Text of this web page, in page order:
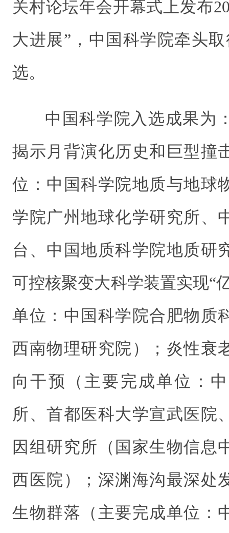
关村论坛年会开幕式上发布
大进展”，中国科学院牵头
选。
中国科学院入选成果为
揭示月背演化历史和巨型撞
位：中国科学院地质与地球
学院广州地球化学研究所、
台、中国地质科学院地质研
可控核聚变大科学装置实现“
单位：中国科学院合肥物质
西南物理研究院）；炎性衰
向干预（主要完成单位：
所、首都医科大学宣武医院
因组研究所（国家生物信息
西医院）；深渊海沟最深处
生物群落（主要完成单位：